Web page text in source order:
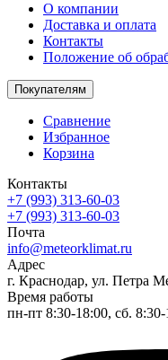
О компании
Доставка и оплата
Контакты
Положение об
Покупателям
Сравнение
Избранное
Корзина
Контакты
+7 (993) 313-60-03
+7 (993) 313-60-03
Почта
info@meteorklimat.ru
Адрес
г. Краснодар, ул. Петра
Время работы
пн-пт 8:30-18:00, сб.